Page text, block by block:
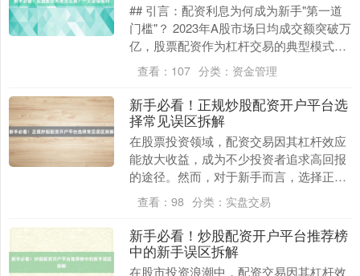
## 引言：配资利息为何成为新手"第一道
门槛"？ 2023年A股市场日均成交额突破万
亿，股票配资作为杠杆交易的典型模式，
正吸引越来越多投资者入场。但新手常因
搞不....
查看： 107 分类： 资金管理
新手必看！正规炒股配资开户平台选
择常见误区拆解
在股票投资领域，配资交易因其杠杆效应
能放大收益，成为不少投资者追求高回报
的途径。然而，对于新手而言，选择正规
炒股配资开户平台的过程充满挑战，稍有
不慎便可能陷入误....
查看： 98 分类： 实盘交易
新手必看！炒股配资开户平台推荐榜
中的新手误区拆解
在股市投资浪潮中，配资交易因其杠杆效